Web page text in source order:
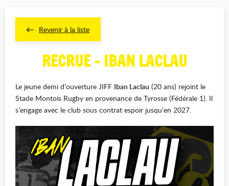
Revenir à la liste
RECRUE - IBAN LACLAU
Le jeune demi d’ouverture JIFF Iban Laclau (20 ans) rejoint le
Stade Montois Rugby en provenance de Tyrosse (Fédérale 1). Il
s’engage avec le club sous contrat espoir jusqu’en 2027.